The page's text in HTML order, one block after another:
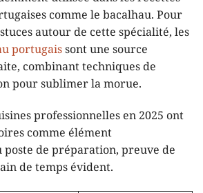
comme le bacalhau. Pour
autour de cette spécialité, les
portugaissont une source
combinant techniques de
pour sublimer la morue.
professionnelles en 2025 ont
comme élément
de préparation, preuve de
de temps évident.